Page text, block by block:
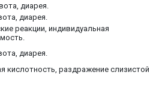
диарея.
диарея.
реакции, индивидуальная
диарея.
кислотность, раздражение слизистой